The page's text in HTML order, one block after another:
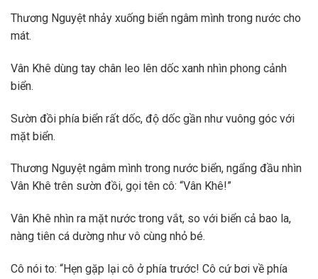
Thương Nguyệt nhảy xuống biển ngâm mình trong nước cho
mát.
Vân Khê dùng tay chân leo lên dốc xanh nhìn phong cảnh
biển.
Sườn đồi phía biển rất dốc, độ dốc gần như vuông góc với
mặt biển.
Thương Nguyệt ngâm mình trong nước biển, ngẩng đầu nhìn
Vân Khê trên sườn đồi, gọi tên cô: “Vân Khê!”
Vân Khê nhìn ra mặt nước trong vắt, so với biển cả bao la,
nàng tiên cá dường như vô cùng nhỏ bé.
Cô nói to: “Hẹn gặp lại cô ở phía trước! Cô cứ bơi về phía